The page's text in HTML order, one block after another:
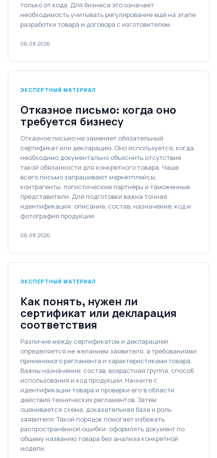
только от кода. Для бизнеса это означает
необходимость учитывать регулирование ещё на этапе
разработки товара и договора с изготовителем.
06.08.2026
ЭКСПЕРТНЫЙ МАТЕРИАЛ
Отказное письмо: когда оно
требуется бизнесу
Отказное письмо не заменяет обязательный
сертификат или декларацию. Оно используется, когда
необходимо документально объяснить отсутствие
такой обязанности для конкретного товара. Чаще
всего письмо запрашивают маркетплейсы,
контрагенты, логистические партнёры и таможенные
представители. Для подготовки важна точная
идентификация: описание, состав, назначение, код и
фотография продукции.
06.08.2026
ЭКСПЕРТНЫЙ МАТЕРИАЛ
Как понять, нужен ли
сертификат или декларация
соответствия
Различие между сертификатом и декларацией
определяется не желанием заявителя, а требованиями
применимого регламента и характеристиками товара.
Важны назначение, состав, возрастная группа, способ
использования и код продукции. Начните с
идентификации товара и проверки его в области
действия технических регламентов. Затем
оценивается схема, доказательная база и роль
заявителя. Такой порядок помогает избежать
распространённой ошибки: оформлять документ по
общему названию товара без анализа конкретной
модели.